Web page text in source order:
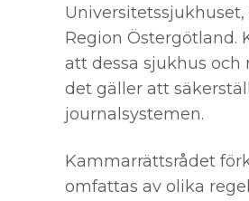
Universitetssjukhuset,
Region Östergötland.
att dessa sjukhus
det gäller att
journalsystemen.
Kammarrättsrådet
omfattas av olika